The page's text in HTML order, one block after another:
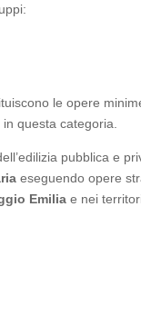
le opere
questa categoria.
pubblica e
eseguendo opere
Emilia e nei